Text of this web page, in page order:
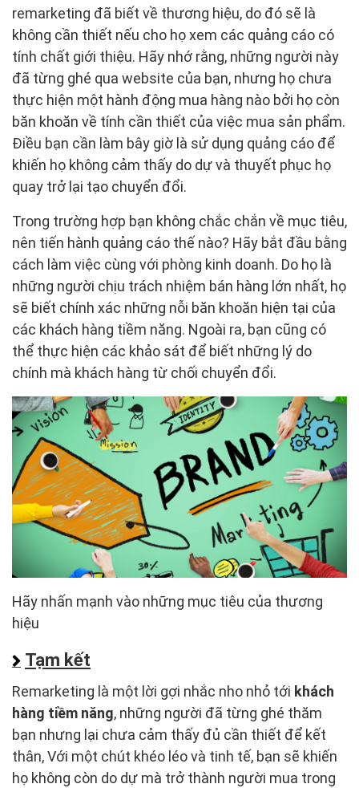
remarketing đã biết về thương hiệu, do đó sẽ là
không cần thiết nếu cho họ xem các quảng cáo có
tính chất giới thiệu. Hãy nhớ rằng, những người này
đã từng ghé qua website của bạn, nhưng họ chưa
thực hiện một hành động mua hàng nào bởi họ còn
băn khoăn về tính cần thiết của việc mua sản phẩm.
Điều bạn cần làm bây giờ là sử dụng quảng cáo để
khiến họ không cảm thấy do dự và thuyết phục họ
quay trở lại tạo chuyển đổi.
Trong trường hợp bạn không chắc chắn về mục tiêu,
nên tiến hành quảng cáo thế nào? Hãy bắt đầu bằng
cách làm việc cùng với phòng kinh doanh. Do họ là
những người chịu trách nhiệm bán hàng lớn nhất, họ
sẽ biết chính xác những nỗi băn khoăn hiện tại của
các khách hàng tiềm năng. Ngoài ra, bạn cũng có
thể thực hiện các khảo sát để biết những lý do
chính mà khách hàng từ chối chuyển đổi.
Hãy nhấn mạnh vào những mục tiêu của thương
hiệu
Tạm kết
Remarketing là một lời gợi nhắc nho nhỏ tới khách
hàng tiềm năng, những người đã từng ghé thăm
bạn nhưng lại chưa cảm thấy đủ cần thiết để kết
thân, Với một chút khéo léo và tinh tế, bạn sẽ khiến
họ không còn do dự mà trở thành người mua trong